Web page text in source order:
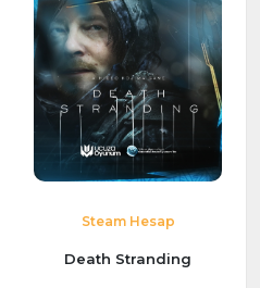
Steam Hesap
Death Stranding